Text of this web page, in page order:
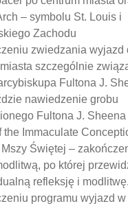
– symbolu St. Louis i
Zachodu
zwiedzania wyjazd
szczególnie
Fultona J.
nawiedzenie grobu
Fultona J.
the Immaculate
Mszy Świętej –
po której
refleksję i modlitwę.
programu wyjazd